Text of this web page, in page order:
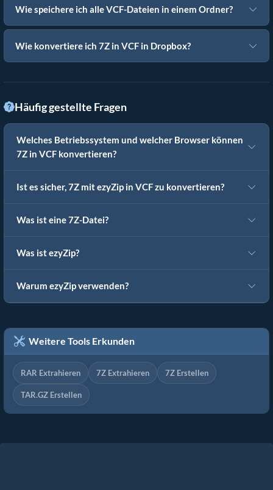
Wie speichere ich alle VCF-Dateien in einem Ordner?
Wie konvertiere ich 7Z in VCF in Dropbox?
Häufig gestellte Fragen
Welches Betriebssystem und welcher Browser können
7Z in VCF konvertieren?
Ist es sicher, 7Z mit ezyZip in VCF zu konvertieren?
Was ist eine 7Z-Datei?
Was ist ezyZip?
Warum ezyZip verwenden?
Weitere Tools Erkunden
RAR Extrahieren 7Z Extrahieren 7Z Erstellen
TAR.GZ Erstellen